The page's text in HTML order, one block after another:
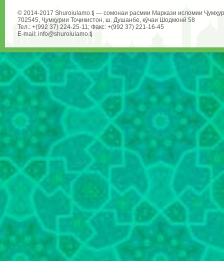
© 2014-2017 Shuroiulamo.tj — сомонаи расмии Маркази исломии
702545, Ҷумҳурии Тоҷикистон, ш. Душанбе, кӯчаи Шодмонӣ 58
Тел.: +(992 37) 224-25-11; Факс: +(992 37) 221-16-45
E-mail: info@shuroiulamo.tj